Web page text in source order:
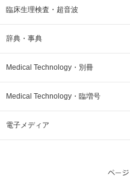
臨床生理検査・超音波
辞典・事典
Medical Technology・別冊
Medical Technology・臨増号
電子メディア